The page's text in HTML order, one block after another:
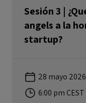
Sesión 3 |
angels a la
startup?
28 mayo 2026
6:00 pm CEST